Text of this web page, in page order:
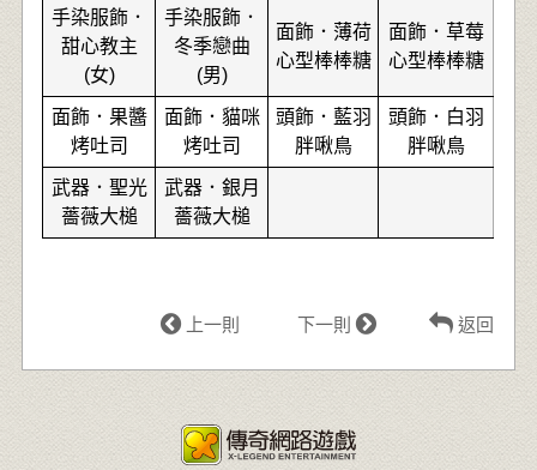
手染服飾．
甜心教主
(女)
手染服飾．
冬季戀曲
(男)
面飾．薄荷
心型棒棒糖
面飾．草莓
心型棒棒糖
面飾．果醬
烤吐司
面飾．貓咪
烤吐司
頭飾．藍羽
胖啾鳥
頭飾．白羽
胖啾鳥
武器．聖光
薔薇大槌
武器．銀月
薔薇大槌
上一則 下一則 返回